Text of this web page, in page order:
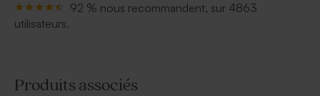
92 % nous recommandent, sur 4863
utilisateurs.
Produits associés